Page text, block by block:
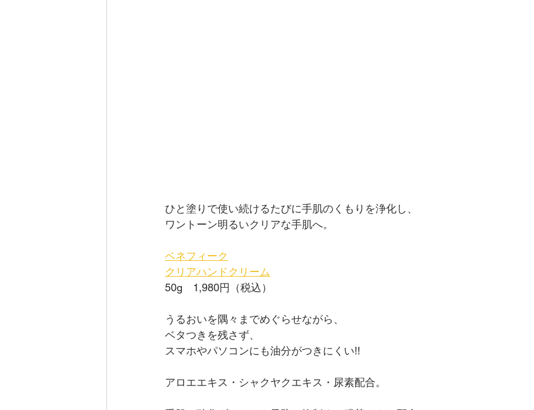
ひと塗りで使い続けるたびに手肌のくもりを浄化し、
ワントーン明るいクリアな手肌へ。
ベネフィーク
クリアハンドクリーム
50g　1,980円（税込）
うるおいを隅々までめぐらせながら、
ベタつきを残さず、
スマホやパソコンにも油分がつきにくい!!
アロエエキス・シャクヤクエキス・尿素配合。